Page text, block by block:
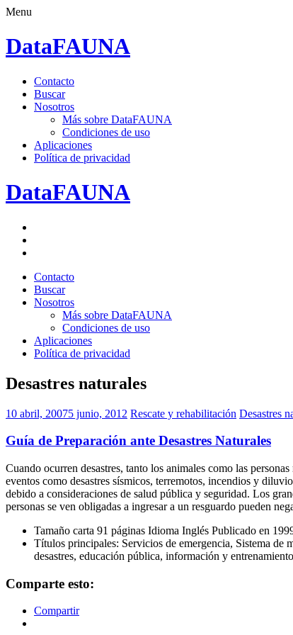
Menu
DataFAUNA
Saltar
contenido.
Contacto
Buscar
Nosotros
Más sobre DataFAUNA
Condiciones de uso
Aplicaciones
Política de privacidad
DataFAUNA
Saltar
contenido.
Contacto
Buscar
Nosotros
Más sobre DataFAUNA
Condiciones de uso
Aplicaciones
Política de privacidad
Desastres naturales
10 abril, 20075 junio, 2012 Rescate y rehabilitación Desastres
Guía de Preparación ante Desastres Naturales
Cuando ocurren desastres, tanto los animales como las
eventos como desastres sísmicos, terremotos, incendios y
debido a consideraciones de salud pública y seguridad. Los
personas se ven obligadas a ingresar a un resguardo pueden
Tamaño carta 91 páginas Idioma Inglés Publicado en
Títulos principales: Servicios de emergencia, Sistema de
desastres, educación pública, información y
Comparte esto:
Compartir